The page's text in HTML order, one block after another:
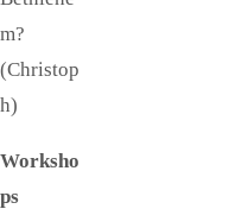
m?
(Christop
h)
Worksho
ps